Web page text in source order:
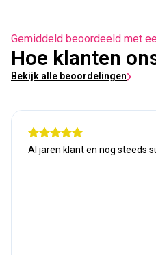
Gemiddeld beoordeeld met
Hoe klanten
Bekijk alle beoordelingen
Al jaren klant en nog steeds